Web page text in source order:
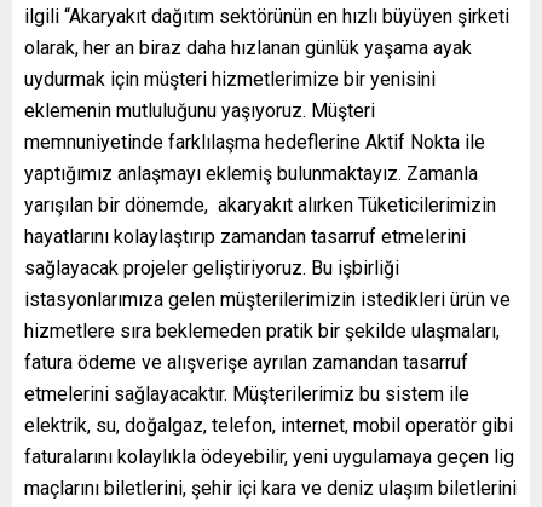
ilgili “Akaryakıt dağıtım sektörünün en hızlı büyüyen şirketi
olarak, her an biraz daha hızlanan günlük yaşama ayak
uydurmak için müşteri hizmetlerimize bir yenisini
eklemenin mutluluğunu yaşıyoruz. Müşteri
memnuniyetinde farklılaşma hedeflerine Aktif Nokta ile
yaptığımız anlaşmayı eklemiş bulunmaktayız. Zamanla
yarışılan bir dönemde, akaryakıt alırken Tüketicilerimizin
hayatlarını kolaylaştırıp zamandan tasarruf etmelerini
sağlayacak projeler geliştiriyoruz. Bu işbirliği
istasyonlarımıza gelen müşterilerimizin istedikleri ürün ve
hizmetlere sıra beklemeden pratik bir şekilde ulaşmaları,
fatura ödeme ve alışverişe ayrılan zamandan tasarruf
etmelerini sağlayacaktır. Müşterilerimiz bu sistem ile
elektrik, su, doğalgaz, telefon, internet, mobil operatör gibi
faturalarını kolaylıkla ödeyebilir, yeni uygulamaya geçen lig
maçlarını biletlerini, şehir içi kara ve deniz ulaşım biletlerini